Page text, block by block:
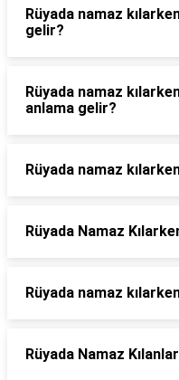
Rüyada namaz
gelir?
Rüyada namaz
anlama gelir?
Rüyada namaz
Rüyada Namaz
Rüyada namaz
Rüyada Namaz